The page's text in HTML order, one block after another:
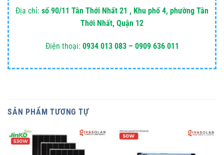
Địa chỉ: số 90/11 Tân Thới Nhất 21 , Khu phố 4, phường Tân
Thới Nhất, Quận 12
Điện thoại: 0934 013 083 – 0909 636 011
SẢN PHẨM TƯƠNG TỰ